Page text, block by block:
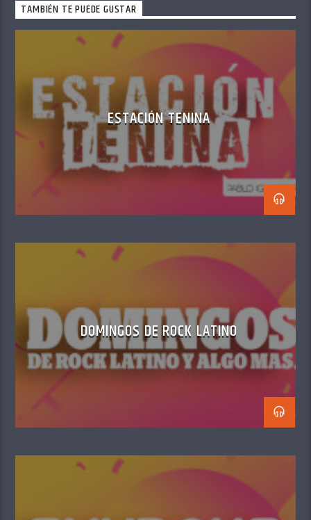
TAMBIÉN TE PUEDE GUSTAR
ESTACIÓN TENINA
DOMINGOS DE ROCK LATINO